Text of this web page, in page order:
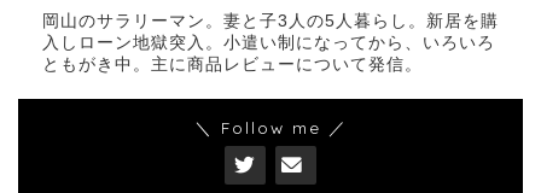
岡山のサラリーマン。妻と子3人の5人暮らし。新居を購
入しローン地獄突入。小遣い制になってから、いろいろ
ともがき中。主に商品レビューについて発信。
＼ Follow me ／